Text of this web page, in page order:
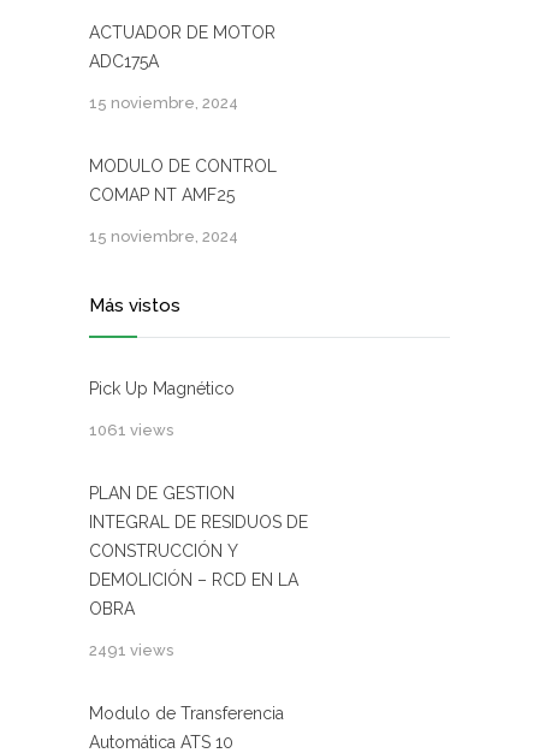
ACTUADOR DE MOTOR
ADC175A
15 noviembre, 2024
MODULO DE CONTROL
COMAP NT AMF25
15 noviembre, 2024
Más vistos
Pick Up Magnético
1061 views
PLAN DE GESTION
INTEGRAL DE RESIDUOS DE
CONSTRUCCIÓN Y
DEMOLICIÓN – RCD EN LA
OBRA
2491 views
Modulo de Transferencia
Automática ATS 10